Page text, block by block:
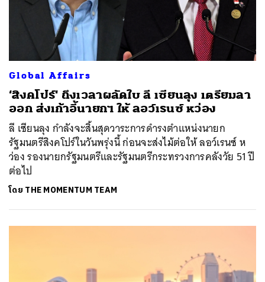
Global Affairs
‘สิงคโปร์‘ ถึงเวลาผลัดใบ ลี เซียนลุง เตรียมลา
ออก ส่งเก้าอี้นายกฯ ให้ ลอว์เรนซ์ หว่อง
ลี เซียนลุง กำลังจะสิ้นสุดวาระการดำรงตำแหน่งนายก
รัฐมนตรีสิงคโปร์ในวันพรุ่งนี้ ก่อนจะส่งไม้ต่อให้ ลอว์เรนซ์ ห
ว่อง รองนายกรัฐมนตรีและรัฐมนตรีกระทรวงการคลังวัย 51 ปี
ต่อไป
โดย THE MOMENTUM TEAM